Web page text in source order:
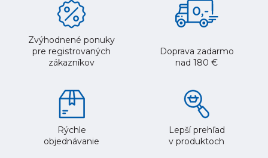
Zvýhodnené ponuky
pre registrovaných
zákazníkov
Doprava zadarmo
nad 180 €
Rýchle
objednávanie
Lepší prehľad
v produktoch